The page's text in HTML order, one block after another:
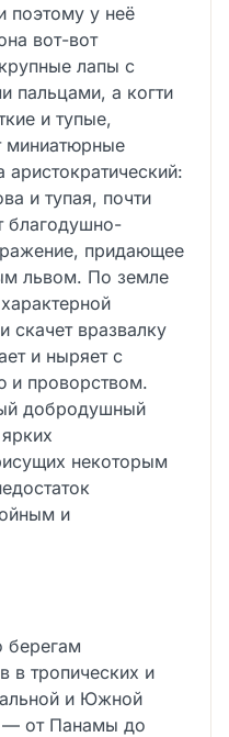
поэтому у неё
вот-вот
лапы с
пальцами, а когти
и тупые,
миниатюрные
и тупая, почти
благодушно-
придающее
львом. По земле
вразвалку
и ныряет с
и проворством.
добродушный
некоторым
и
берегам
в тропических и
и Южной
— от Панамы до